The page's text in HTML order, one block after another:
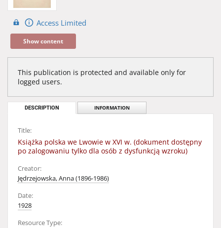
Access Limited
Show content
This publication is protected and available only for
logged users.
DESCRIPTION INFORMATION
Title:
Książka polska we Lwowie w XVI w. (dokument dostępny
po zalogowaniu tylko dla osób z dysfunkcją wzroku)
Creator:
Jędrzejowska, Anna (1896-1986)
Date:
1928
Resource Type: